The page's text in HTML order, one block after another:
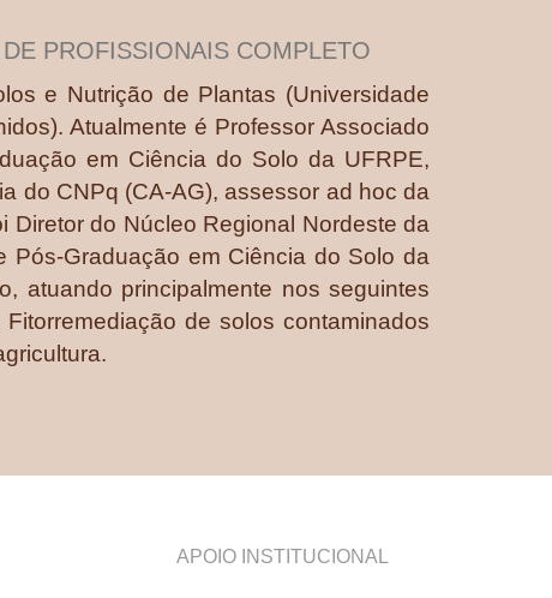
PROFISSIONAIS COMPLETO
e Nutrição de Plantas (Universidade
Atualmente é Professor Associado
em Ciência do Solo da UFRPE,
do CNPq (CA-AG), assessor ad hoc da
Diretor do Núcleo Regional Nordeste da
Graduação em Ciência do Solo da
atuando principalmente nos seguintes
de solos contaminados
APOIO INSTITUCIONAL